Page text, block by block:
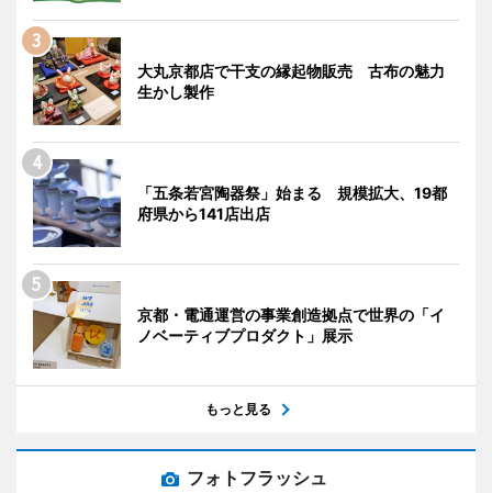
大丸京都店で干支の縁起物販売 古布の魅力
生かし製作
「五条若宮陶器祭」始まる 規模拡大、19都
府県から141店出店
京都・電通運営の事業創造拠点で世界の「イ
ノベーティブプロダクト」展示
もっと見る
フォトフラッシュ